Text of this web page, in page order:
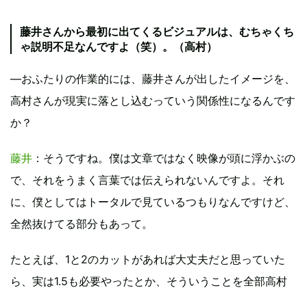
藤井さんから最初に出てくるビジュアルは、むちゃくち
ゃ説明不足なんですよ（笑）。（高村）
―おふたりの作業的には、藤井さんが出したイメージを、
高村さんが現実に落とし込むっていう関係性になるんです
か？
藤井 ：そうですね。僕は文章ではなく映像が頭に浮かぶの
で、それをうまく言葉では伝えられないんですよ。それ
に、僕としてはトータルで見ているつもりなんですけど、
全然抜けてる部分もあって。
たとえば、1と2のカットがあれば大丈夫だと思っていた
ら、実は1.5も必要やったとか、そういうことを全部高村